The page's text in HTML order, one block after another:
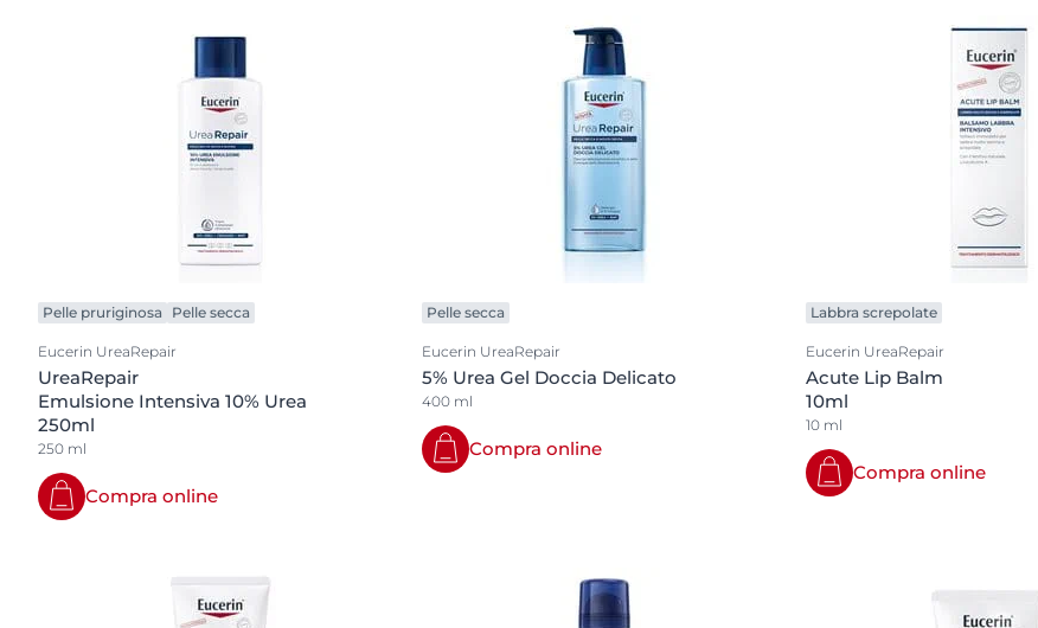
Pelle pruriginosa Pelle secca
Eucerin UreaRepair
UreaRepair
Emulsione Intensiva 10% Urea
250ml
250 ml
Compra online
Pelle secca
Eucerin UreaRepair
5% Urea Gel Doccia Delicato
400 ml
Compra online
Labbra screpolate
Eucerin UreaRepair
Acute Lip Balm
10ml
10 ml
Compra online